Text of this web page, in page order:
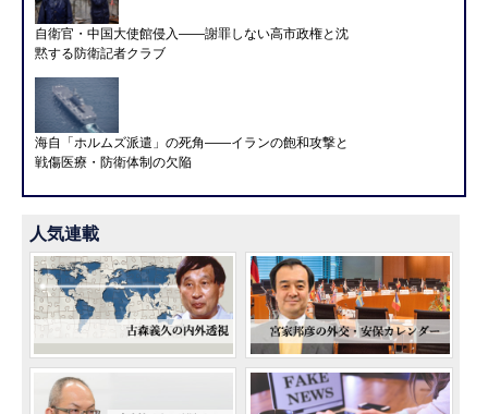
自衛官・中国大使館侵入——謝罪しない高市政権と沈
黙する防衛記者クラブ
海自「ホルムズ派遣」の死角――イランの飽和攻撃と
戦傷医療・防衛体制の欠陥
人気連載